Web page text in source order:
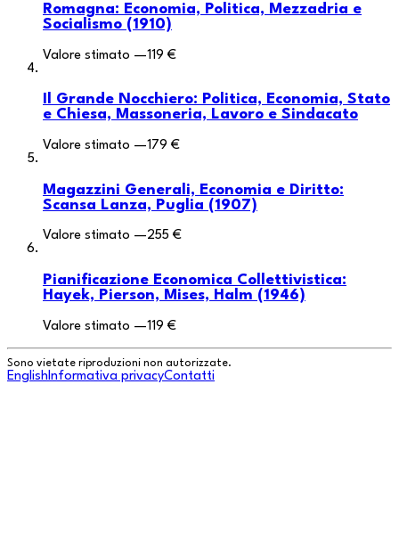
Romagna: Economia, Politica, Mezzadria e
Socialismo (1910)
Valore stimato —119 €
Il Grande Nocchiero: Politica, Economia, Stato
e Chiesa, Massoneria, Lavoro e Sindacato
Valore stimato —179 €
Magazzini Generali, Economia e Diritto:
Scansa Lanza, Puglia (1907)
Valore stimato —255 €
Pianificazione Economica Collettivistica:
Hayek, Pierson, Mises, Halm (1946)
Valore stimato —119 €
Sono vietate riproduzioni non autorizzate.
English Informativa privacyContatti